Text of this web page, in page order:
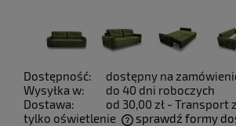
Dostępność:
dostępny na
Wysyłka w:
do 40 dni roboczych
Dostawa:
od 30,00 zł - Transport
tylko oświetlenie
sprawdź formy